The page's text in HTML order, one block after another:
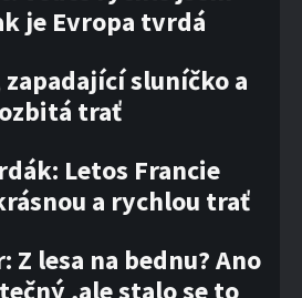
je Evropa tvrdá
sluníčko a
trať
Letos Francie
a rychlou trať
Z lesa na bednu? Ano
,ale stalo se to